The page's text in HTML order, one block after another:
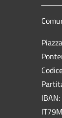
IBAN: